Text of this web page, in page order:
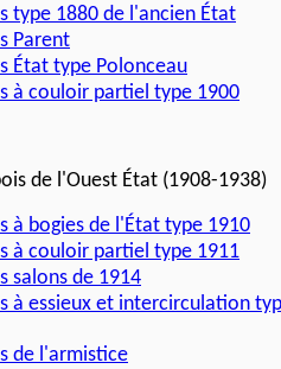
type 1880 de l'ancien État
Parent
État type Polonceau
à couloir partiel type 1900
de l'Ouest État (1908-1938)
à bogies de l'État type 1910
à couloir partiel type 1911
salons de 1914
à essieux et intercirculation
de l'armistice